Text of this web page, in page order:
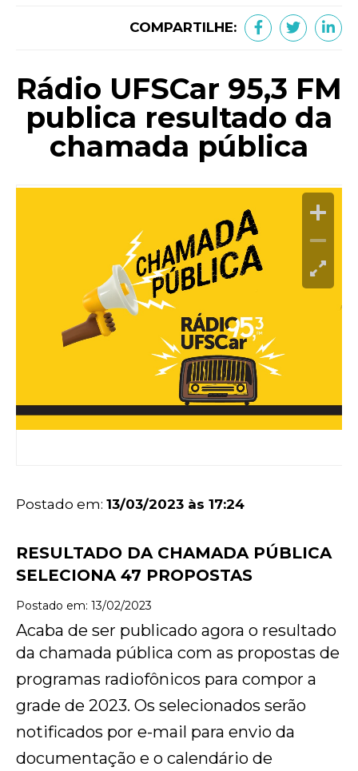
COMPARTILHE:
Rádio UFSCar 95,3 FM
publica resultado da
chamada pública
Postado em: 13/03/2023 às 17:24
RESULTADO DA CHAMADA PÚBLICA
SELECIONA 47 PROPOSTAS
Postado em: 13/02/2023
Acaba de ser publicado agora o resultado
da chamada pública com as propostas de
programas radiofônicos para compor a
grade de 2023. Os selecionados serão
notificados por e-mail para envio da
documentação e o calendário de